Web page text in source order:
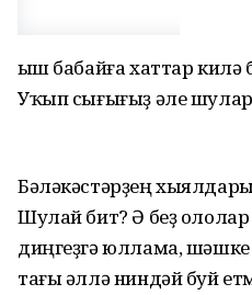
Ҡыш бабайға хаттар килә
Уҡып сығығыҙ әле
Бәләкәстәрҙең
Шулай бит? Ә беҙ
диңгеҙгә юллама,
тағы әллә ниндәй буй